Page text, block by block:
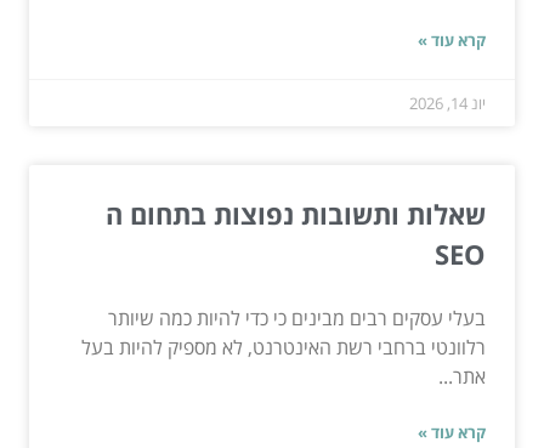
קרא עוד »
יונ 14, 2026
שאלות ותשובות נפוצות בתחום ה
SEO
בעלי עסקים רבים מבינים כי כדי להיות כמה שיותר
רלוונטי ברחבי רשת האינטרנט, לא מספיק להיות בעל
אתר...
קרא עוד »